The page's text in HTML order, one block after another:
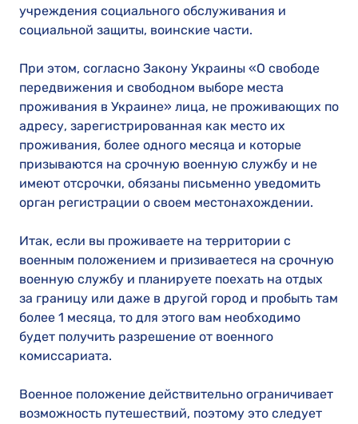
учреждения социального обслуживания и
социальной защиты, воинские части.
При этом, согласно Закону Украины «О свободе
передвижения и свободном выборе места
проживания в Украине» лица, не проживающих по
адресу, зарегистрированная как место их
проживания, более одного месяца и которые
призываются на срочную военную службу и не
имеют отсрочки, обязаны письменно уведомить
орган регистрации о своем местонахождении.
Итак, если вы проживаете на территории с
военным положением и призиваетеся на срочную
военную службу и планируете поехать на отдых
за границу или даже в другой город и пробыть там
более 1 месяца, то для этого вам необходимо
будет получить разрешение от военного
комиссариата.
Военное положение действительно ограничивает
возможность путешествий, поэтому это следует